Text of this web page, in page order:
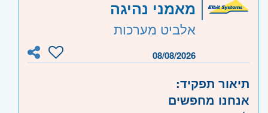
אזור: מרכז - רמת גן וגבעתיים
- ירושלים, יהודה ושומרון, בית שמש
- ראשון לציון ונס- ציונה, רמלה לוד,
רחובות, יבנה
מאמני נהיגה
אלביט מערכות
08/08/2026
תיאור תפקיד:
אנחנו מחפשים